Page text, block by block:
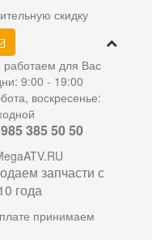
скидку
для Вас
9:00 - 19:00
воскресенье:
385 50 50
запчасти с
года
принимаем